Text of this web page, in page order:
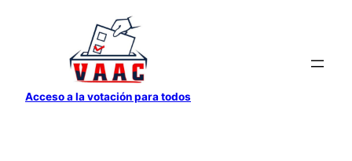
contenido
Acceso a la votación para todos